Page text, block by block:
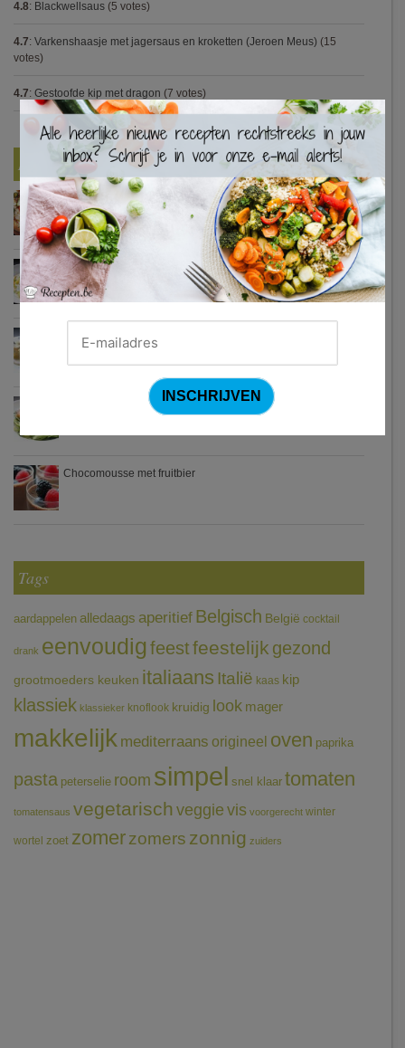
4.8: Blackwellsaus (5 votes)
4.7: Varkenshaasje met jagersaus en kroketten (Jeroen Meus) (15
votes)
4.7: Gestoofde kip met dragon (7 votes)
Nieuwste Recepten
Turkse pizza met halloumi en courgette
Waterzooi van pladijs met venkel (Colruyt)
Zweedse gehaktballetjes
Courgetti met paprikasaus en halloumi (Sandra Bekkari)
Chocomousse met fruitbier
Tags
aardappelen alledaags aperitief Belgisch België cocktail
drank eenvoudigfeestfeestelijk gezond
grootmoeders keuken italiaans Italië kaas kip
klassiek klassieker knoflook kruidig look mager
makkelijk mediterraans origineel oven paprika
pasta peterselie room simpel snel klaar tomaten
tomatensaus vegetarischveggie vis voorgerecht winter
wortel zoet zomerzomers zonnig zuiders
×